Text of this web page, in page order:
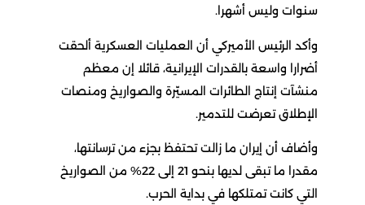
سنوات وليس أشهرا.
وأكد الرئيس الأميركي أن العمليات العسكرية ألحقت
أضرارا واسعة بالقدرات الإيرانية، قائلا إن معظم
منشآت إنتاج الطائرات المسيّرة والصواريخ ومنصات
الإطلاق تعرضت للتدمير.
وأضاف أن إيران ما زالت تحتفظ بجزء من ترسانتها،
مقدرا ما تبقى لديها بنحو 21 إلى 22% من الصواريخ
التي كانت تمتلكها في بداية الحرب.